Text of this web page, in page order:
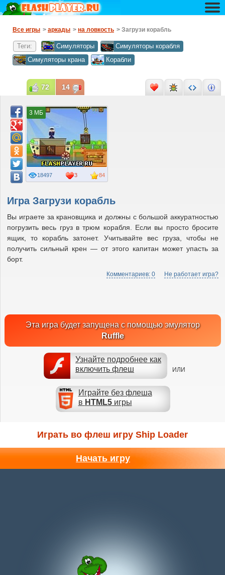
Все игры > аркады > на ловкость > Загрузи корабль
Теги: Симуляторы
Симуляторы корабля
Симуляторы крана
Корабли
Игра Загрузи корабль
Вы играете за крановщика и должны с большой аккуратностью
погрузить весь груз в трюм корабля. Если вы просто бросите
ящик, то корабль затонет. Учитывайте вес груза, чтобы не
получить сильный крен — от этого капитан может упасть за
борт.
Комментариев: 0 Не работает игра?
Эта игра будет запущена с помощью эмулятор
Ruffle
Узнайте подробнее как
включить флеш
ИЛИ
Играйте без флеша
в HTML5игры
84
18497 3
3 МБ
72 14
Играть во флеш игру Ship Loader
Начать игру